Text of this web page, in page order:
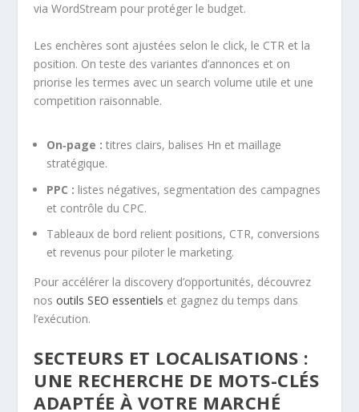
via WordStream pour protéger le budget.
Les enchères sont ajustées selon le click, le CTR et la
position. On teste des variantes d’annonces et on
priorise les termes avec un search volume utile et une
competition raisonnable.
On‑page : titres clairs, balises Hn et maillage
stratégique.
PPC : listes négatives, segmentation des campagnes
et contrôle du CPC.
Tableaux de bord relient positions, CTR, conversions
et revenus pour piloter le marketing.
Pour accélérer la discovery d’opportunités, découvrez
nosoutils SEO essentiels et gagnez du temps dans
l’exécution.
SECTEURS ET LOCALISATIONS :
UNE RECHERCHE DE MOTS-CLÉS
ADAPTÉE À VOTRE MARCHÉ